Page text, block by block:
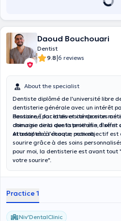
Daoud Bouchouari
Dentist
9.8|6 reviews
About the specialist
Dentiste diplômé de l'université libre
dentisterie générale avec un intérêt
dentaire, ( facettes et composites
chirurgie ainsi que la prothèse, fixe et
Passionné par la diversité de mon
domaine de la dentisterie afin d'offrir
et adaptée à chaque patient.
Attentif et à l'écoute, mon objectif est
sourire grâce à des soins
pour moi, la dentisterie est avant tout
votre sourire".
Practice 1
Niv'DentalClinic